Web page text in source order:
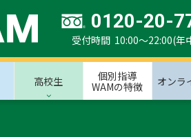
0120-20-
受付時間 10:00～22:00(年
高校生
個別指導
WAMの特徴
オンラ